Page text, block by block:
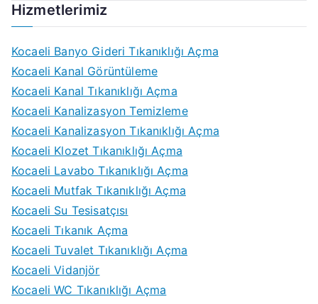
Hizmetlerimiz
Kocaeli Banyo Gideri Tıkanıklığı Açma
Kocaeli Kanal Görüntüleme
Kocaeli Kanal Tıkanıklığı Açma
Kocaeli Kanalizasyon Temizleme
Kocaeli Kanalizasyon Tıkanıklığı Açma
Kocaeli Klozet Tıkanıklığı Açma
Kocaeli Lavabo Tıkanıklığı Açma
Kocaeli Mutfak Tıkanıklığı Açma
Kocaeli Su Tesisatçısı
Kocaeli Tıkanık Açma
Kocaeli Tuvalet Tıkanıklığı Açma
Kocaeli Vidanjör
Kocaeli WC Tıkanıklığı Açma